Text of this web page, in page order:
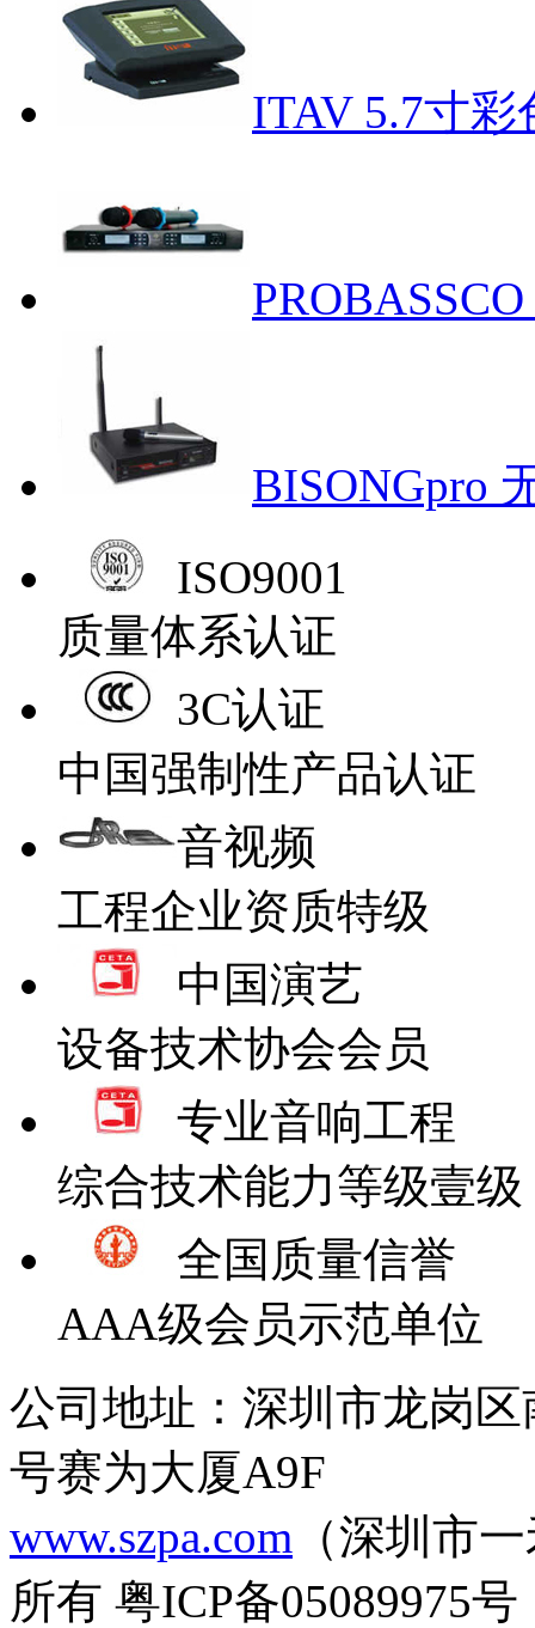
ITAV 5.7寸彩
BISONGpro
ISO9001
质量体系认证
3C认证
中国强制性产品认证
音视频
工程企业资质特级
中国演艺
设备技术协会会员
专业音响工程
综合技术能力等级壹级
全国质量信誉
AAA级会员示范单位
公司地址：深圳市龙岗
号赛为大厦A9F
www.szpa.com （深圳市
所有 粤ICP备05089975号